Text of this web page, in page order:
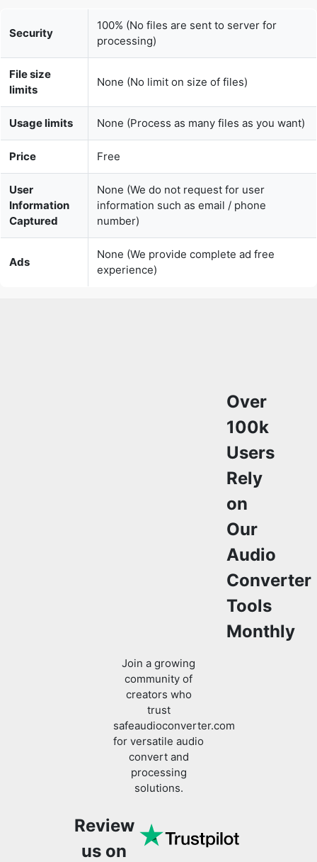
File size
limits
None (No limit on size of files)
Usage limits None (Process as many files as you want)
Price Free
User
Information
Captured
None (We do not request for user
information such as email / phone
number)
Ads
None (We provide complete ad free
experience)
100k
Users
Rely
on
Our
Audio
Converter
Tools
Monthly
creators who
trust
safeaudioconverter.com
for versatile audio
convert and
processing
solutions.
us on